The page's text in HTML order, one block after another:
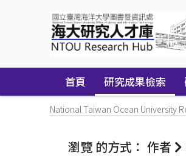
首頁 研究成果檢索
National Taiwan Ocean University
瀏覽 的方式： 作者